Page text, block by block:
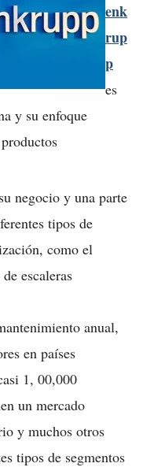
enk
rup
p
es
y su enfoque
negocio y una parte
tipos de
como el
escaleras
anual,
en países
1, 00,000
un mercado
y muchos otros
tipos de segmentos